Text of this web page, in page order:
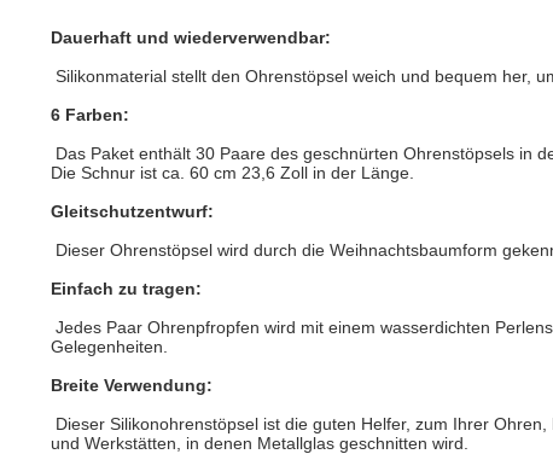
Dauerhaft und wiederverwendbar:
Silikonmaterial stellt den Ohrenstöpsel weich und bequem her,
6 Farben:
Das Paket enthält 30 Paare des geschnürten Ohrenstöpsels in
Die Schnur ist ca. 60 cm 23,6 Zoll in der Länge.
Gleitschutzentwurf:
Dieser Ohrenstöpsel wird durch die Weihnachtsbaumform
Einfach zu tragen:
Jedes Paar Ohrenpfropfen wird mit einem wasserdichten
Gelegenheiten.
Breite Verwendung:
Dieser Silikonohrenstöpsel ist die guten Helfer, zum Ihrer
und Werkstätten, in denen Metallglas geschnitten wird.